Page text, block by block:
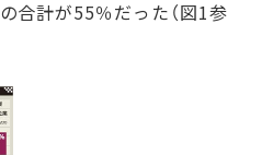
合計が55％だった（図1参